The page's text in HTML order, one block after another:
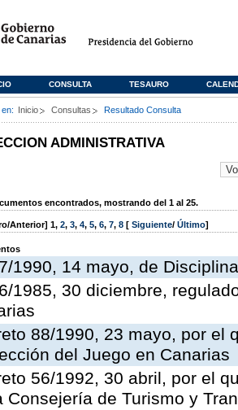
CONSULTA TESAURO
Inicio Consultas Resultado Consulta
ADMINISTRATIVA
encontrados, mostrando del 1 al 25.
Anterior] 1, 2, 3, 4, 5, 6, 7, 8 [ Siguiente/ Último]
1990, 14 mayo, de
1985, 30 diciembre,
88/1990, 23 mayo, por el
del Juego en Canarias
56/1992, 30 abril, por el
Consejería de Turismo y